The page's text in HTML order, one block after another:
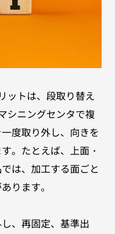
ットは、段取り替え
シニングセンタで複
度取り外し、向きを
。たとえば、上面・
は、加工する面ごと
ります。
、再固定、基準出